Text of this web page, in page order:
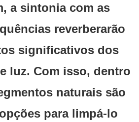
a sintonia com as
reverberarão
significativos dos
luz. Com isso, dentro
naturais são
para limpá-lo